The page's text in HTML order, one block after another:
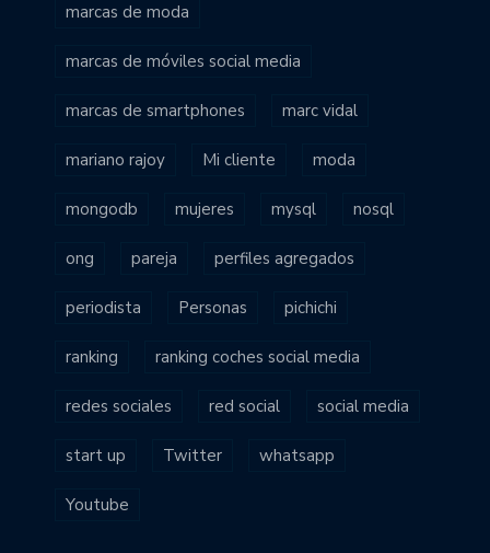
marcas de moda
marcas de móviles social media
marcas de smartphones marc vidal
mariano rajoy Mi cliente moda
mongodb mujeres mysql nosql
ong pareja perfiles agregados
periodista Personas pichichi
ranking ranking coches social media
redes sociales red social social media
start up Twitter whatsapp
Youtube